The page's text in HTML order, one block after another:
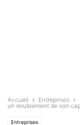
Accueil Entreprises
un doublement de son
Entreprises